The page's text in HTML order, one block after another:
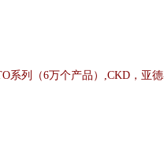
系列（6万个产品） ,CKD ，亚